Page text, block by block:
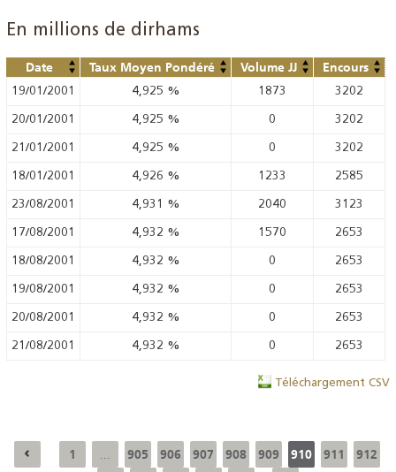
En millions de dirhams
Date Taux Moyen Pondéré Volume JJ Encours
19/01/2001 4,925 % 1873 3202
20/01/2001 4,925 % 0 3202
21/01/2001 4,925 % 0 3202
18/01/2001 4,926 % 1233 2585
23/08/2001 4,931 % 2040 3123
17/08/2001 4,932 % 1570 2653
18/08/2001 4,932 % 0 2653
19/08/2001 4,932 % 0 2653
20/08/2001 4,932 % 0 2653
21/08/2001 4,932 % 0 2653
Téléchargement CSV
1 905 906 907 908 909 910 911
912